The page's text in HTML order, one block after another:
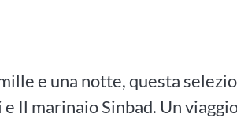
e una notte, questa
Il marinaio Sinbad. Un